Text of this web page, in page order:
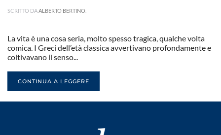
SCRITTO DAALBERTO BERTINO
La vita è una cosa seria, molto spesso tragica, qualche volta
comica. I Greci dell’età classica avvertivano profondamente e
coltivavano il senso...
CONTINUA A LEGGERE